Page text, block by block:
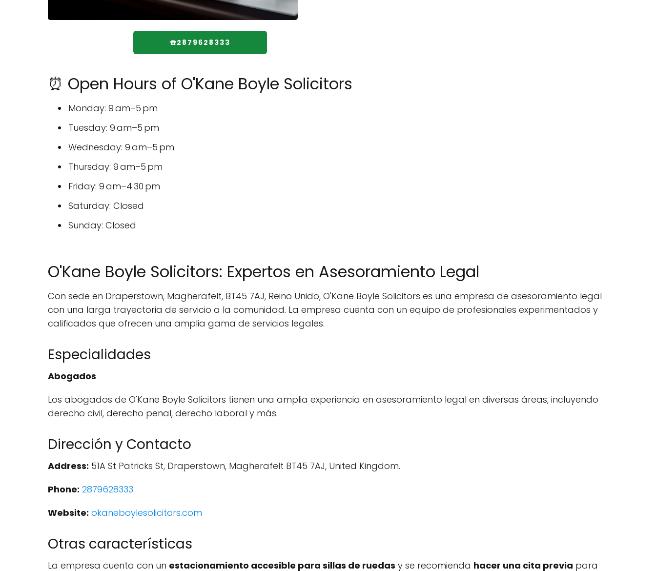
☎️2879628333
⏰ Open Hours of O'Kane Boyle Solicitors
Monday: 9 am–5 pm
Tuesday: 9 am–5 pm
Wednesday: 9 am–5 pm
Thursday: 9 am–5 pm
Friday: 9 am–4:30 pm
Saturday: Closed
Sunday: Closed
O'Kane Boyle Solicitors: Expertos en Asesoramiento Legal
Con sede en Draperstown, Magherafelt, BT45 7AJ, Reino Unido, O'Kane Boyle Solicitors es una empresa de asesoramiento legal
con una larga trayectoria de servicio a la comunidad. La empresa cuenta con un equipo de profesionales experimentados y
calificados que ofrecen una amplia gama de servicios legales.
Especialidades
Abogados
Los abogados de O'Kane Boyle Solicitors tienen una amplia experiencia en asesoramiento legal en diversas áreas, incluyendo
derecho civil, derecho penal, derecho laboral y más.
Dirección y Contacto
Address: 51A St Patricks St, Draperstown, Magherafelt BT45 7AJ, United Kingdom.
Phone: 2879628333
Website: okaneboylesolicitors.com
Otras características
La empresa cuenta con un estacionamiento accesible para sillas de ruedas y se recomienda hacer una cita previa para